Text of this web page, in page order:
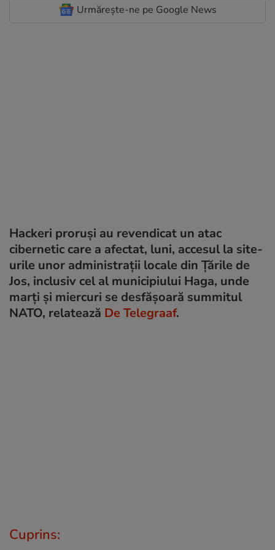
Urmărește-ne pe Google News
Hackeri proruși au revendicat un atac
cibernetic care a afectat, luni, accesul la site-
urile unor administrații locale din Țările de
Jos, inclusiv cel al municipiului Haga, unde
marți și miercuri se desfășoară summitul
NATO, relatează De Telegraaf.
Cuprins: